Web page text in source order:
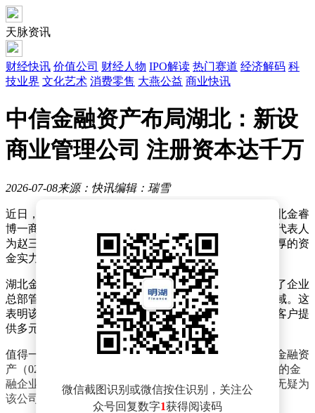
天脉资讯
财经快讯 价值公司 财经人物 IPO解读 热门赛道 经济解码 科
技业界 文化艺术 消费零售 大燕公益 商业快讯
中信金融资产布局湖北：新设
商业管理公司 注册资本达千万
2026-07-08来源：快讯编辑：瑞雪
近日，湖北地区迎来一家新成立的商业管理企业——湖北金睿
博一商业管理有限公司。据公开信息显示，该公司法定代表人
为赵三应，注册资本高达1000万元人民币，显示出其雄厚的资
金实力。
湖北金睿博一商业管理有限公司的经营范围广泛，涵盖了企业
总部管理、供应链管理服务以及信息咨询服务等多个领域。这
表明该公司不仅具备全面的商业管理能力，还致力于为客户提
供多元化的服务支持。
值得一提的是，湖北金睿博一商业管理有限公司由中信金融资
产（02799.HK）全资持股。中信金融资产作为业内知名的金
融企业，其全资控股湖北金睿博一商业管理有限公司，无疑为
该公司的发展提供了强有力的资金支持和行业资源。
微信截图识别或微信按住识别，关注公
众号回复数字1获得阅读码